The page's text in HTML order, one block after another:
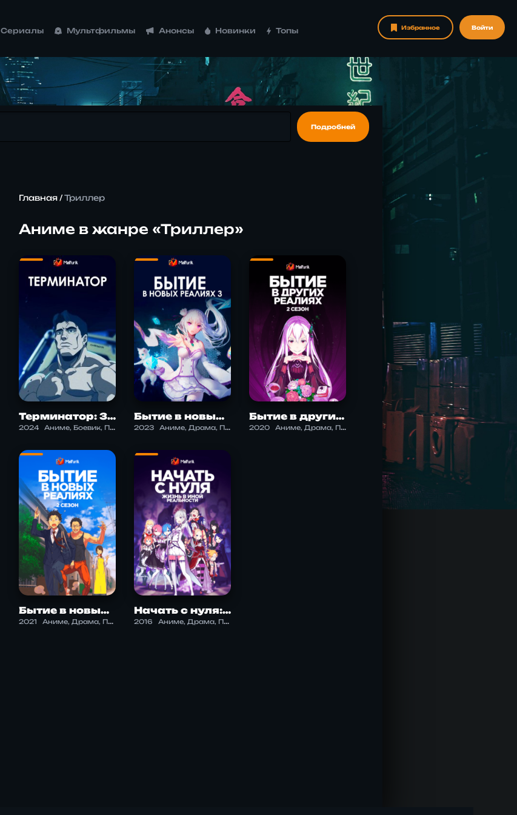
Сериалы Мультфильмы Анонсы Новинки Топы Избранное Войти
Подробней
Главная/Триллер
Аниме в жанре «Триллер»
Терминатор: Зеро
2024 Аниме, Боевик, Приключения, Триллер, Фантастика
Бытие в новых реалиях 3
2023 Аниме, Драма, Психология, Триллер, Фэнтези
Бытие в других реалиях 2.0
2020 Аниме, Драма, Психология, Триллер, Фэнтези
Бытие в новых реалиях 2.2
2021 Аниме, Драма, Психология, Триллер, Фэнтези
Начать с нуля: Жизнь в иной реальности 1.0
2016 Аниме, Драма, Психология, Триллер, Фэнтези